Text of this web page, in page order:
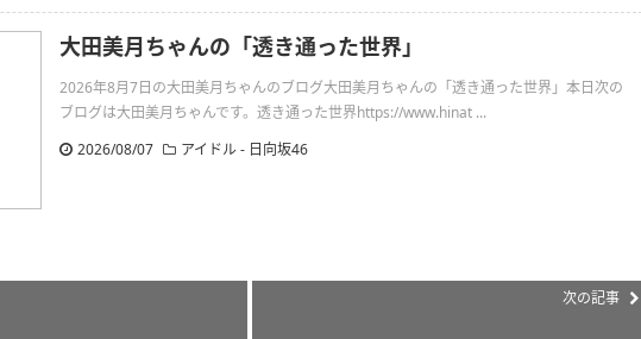
大田美月ちゃんの「透き通った世界」
2026年8月7日の大田美月ちゃんのブログ大田美月ちゃんの「透き通った世界」本日次の
ブログは大田美月ちゃんです。透き通った世界https://www.hinat ...
2026/08/07
アイドル - 日向坂46
次の記事